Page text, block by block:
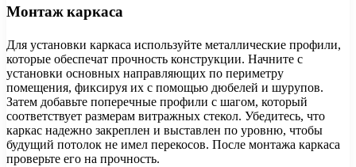
Монтаж каркаса
Для установки каркаса используйте металлические профили,
которые обеспечат прочность конструкции. Начните с
установки основных направляющих по периметру
помещения, фиксируя их с помощью дюбелей и шурупов.
Затем добавьте поперечные профили с шагом, который
соответствует размерам витражных стекол. Убедитесь, что
каркас надежно закреплен и выставлен по уровню, чтобы
будущий потолок не имел перекосов. После монтажа каркаса
проверьте его на прочность.